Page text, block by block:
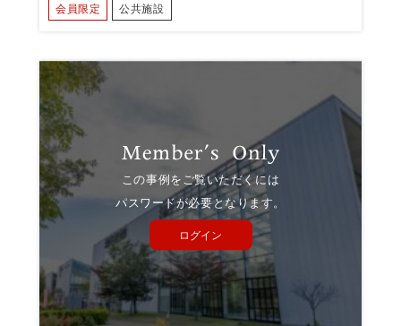
会員限定 公共施設
この事例をご覧いただくには
パスワードが必要となります。
ログイン